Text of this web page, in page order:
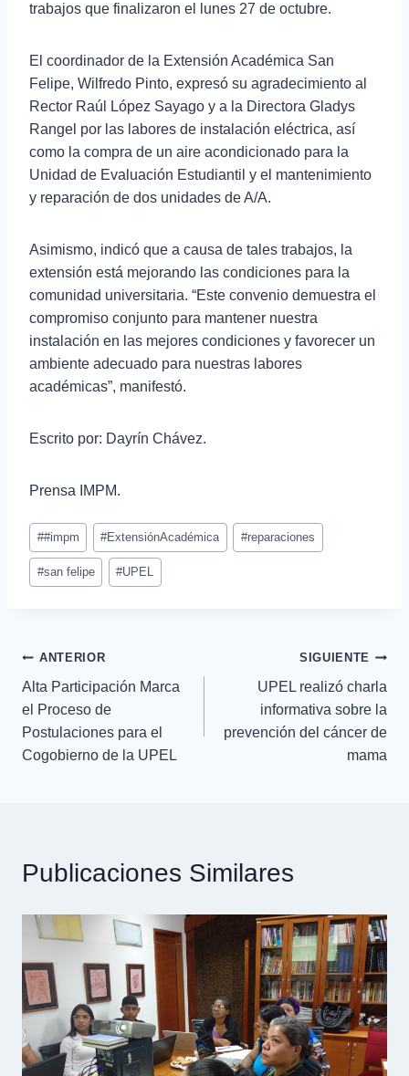
trabajos que finalizaron el lunes 27 de octubre.
El coordinador de la Extensión Académica San
Felipe, Wilfredo Pinto, expresó su agradecimiento al
Rector Raúl López Sayago y a la Directora Gladys
Rangel por las labores de instalación eléctrica, así
como la compra de un aire acondicionado para la
Unidad de Evaluación Estudiantil y el mantenimiento
y reparación de dos unidades de A/A.
Asimismo, indicó que a causa de tales trabajos, la
extensión está mejorando las condiciones para la
comunidad universitaria. “Este convenio demuestra el
compromiso conjunto para mantener nuestra
instalación en las mejores condiciones y favorecer un
ambiente adecuado para nuestras labores
académicas”, manifestó.
Escrito por: Dayrín Chávez.
Prensa IMPM.
##impm #ExtensiónAcadémica #reparaciones
#san felipe #UPEL
ANTERIOR
Alta Participación Marca
el Proceso de
Postulaciones para el
Cogobierno de la UPEL
SIGUIENTE
UPEL realizó charla
informativa sobre la
prevención del cáncer de
mama
Publicaciones Similares